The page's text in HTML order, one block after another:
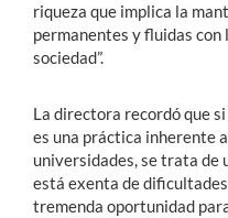
riqueza que implica la
permanentes y fluidas
sociedad”.
La directora recordó que
es una práctica inherente
universidades, se trata de
está exenta de
tremenda oportunidad